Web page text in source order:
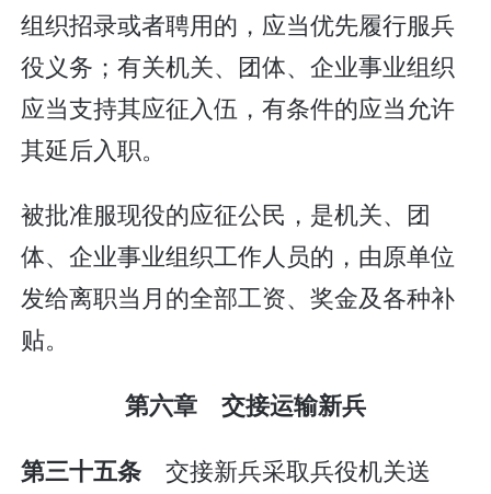
组织招录或者聘用的，应当优先履行服兵
役义务；有关机关、团体、企业事业组织
应当支持其应征入伍，有条件的应当允许
其延后入职。
被批准服现役的应征公民，是机关、团
体、企业事业组织工作人员的，由原单位
发给离职当月的全部工资、奖金及各种补
贴。
第六章 交接运输新兵
第三十五条 交接新兵采取兵役机关送